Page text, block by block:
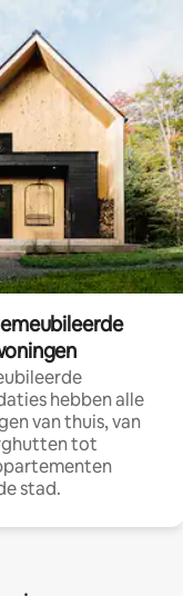
hebben alle
van thuis, van
tot
stad.